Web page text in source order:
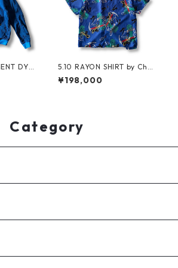
DYE
5.10 RAYON SHIRT by Chou
inard Equipment
¥198,000
Category